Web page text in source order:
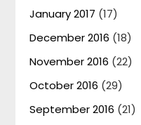
January 2017 (17)
December 2016 (18)
November 2016 (22)
October 2016 (29)
September 2016 (21)